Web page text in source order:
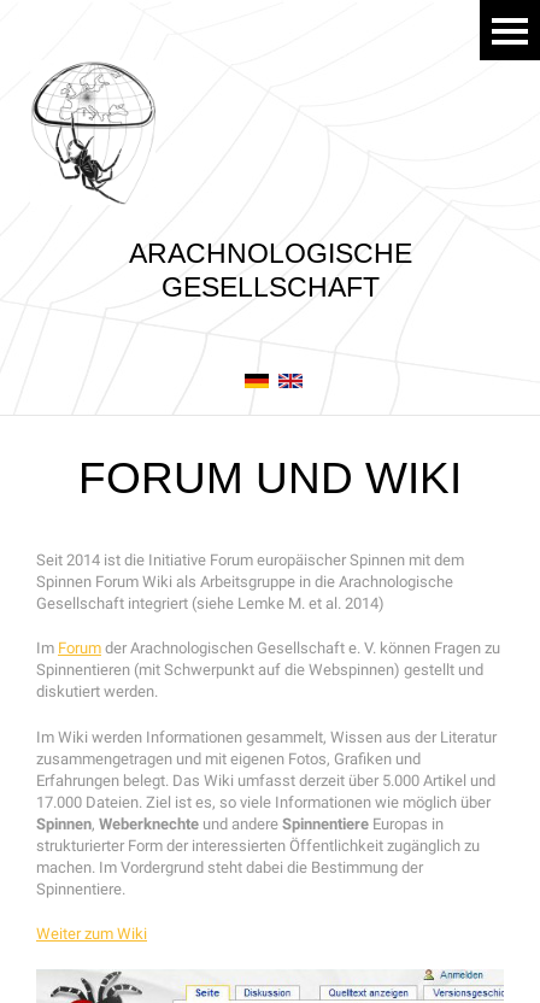
ARACHNOLOGISCHE
GESELLSCHAFT
FORUM UND WIKI
Seit 2014 ist die Initiative Forum europäischer Spinnen mit dem
Spinnen Forum Wiki als Arbeitsgruppe in die Arachnologische
Gesellschaft integriert (siehe Lemke M. et al. 2014)
Im Forum der Arachnologischen Gesellschaft e. V. können Fragen zu
Spinnentieren (mit Schwerpunkt auf die Webspinnen) gestellt und
diskutiert werden.
Im Wiki werden Informationen gesammelt, Wissen aus der Literatur
zusammengetragen und mit eigenen Fotos, Grafiken und
Erfahrungen belegt. Das Wiki umfasst derzeit über 5.000 Artikel und
17.000 Dateien. Ziel ist es, so viele Informationen wie möglich über
Spinnen, Weberknechte und andere Spinnentiere Europas in
strukturierter Form der interessierten Öffentlichkeit zugänglich zu
machen. Im Vordergrund steht dabei die Bestimmung der
Spinnentiere.
Weiter zum Wiki